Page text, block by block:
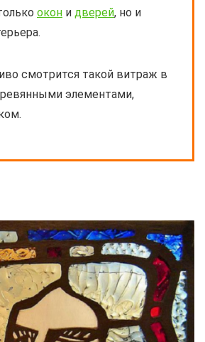
окон и дверей, но и
смотрится такой витраж в
элементами,